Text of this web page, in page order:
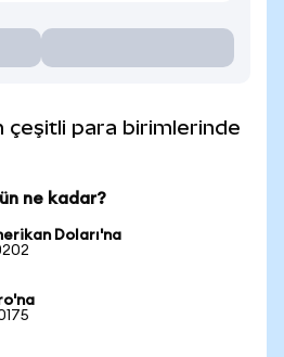
çeşitli para birimlerinde
ne kadar?
Doları'na